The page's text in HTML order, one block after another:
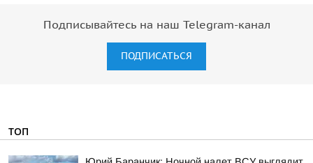
Подписывайтесь на наш Telegram-канал
ПОДПИСАТЬСЯ
ТОП